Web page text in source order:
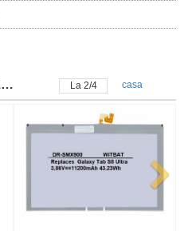
Offerte speciali e promozioni La 2/4 casa